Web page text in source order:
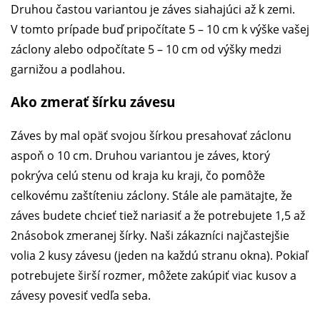
Druhou častou variantou je záves siahajúci až k zemi.
V tomto prípade buď pripočítate 5 – 10 cm k výške vašej
záclony alebo odpočítate 5 – 10 cm od výšky medzi
garnižou a podlahou.
Ako zmerať šírku závesu
Záves by mal opäť svojou šírkou presahovať záclonu
aspoň o 10 cm. Druhou variantou je záves, ktorý
pokrýva celú stenu od kraja ku kraji, čo pomôže
celkovému zaštíteniu záclony. Stále ale pamätajte, že
záves budete chcieť tiež nariasiť a že potrebujete 1,5 až
2násobok zmeranej šírky. Naši zákazníci najčastejšie
volia 2 kusy závesu (jeden na každú stranu okna). Pokiaľ
potrebujete širší rozmer, môžete zakúpiť viac kusov a
závesy povesiť vedľa seba.